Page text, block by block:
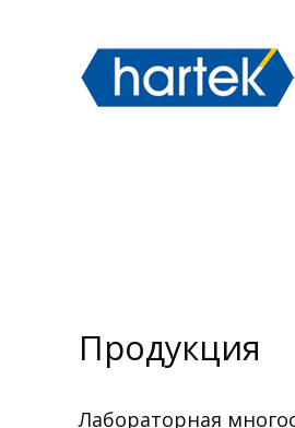
содержимому
Продукция
Лабораторная